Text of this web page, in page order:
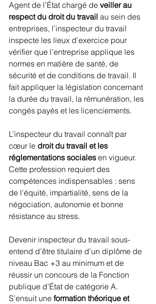
Agent de l’État chargé de veiller au
respect du droit du travail au sein des
entreprises, l’inspecteur du travail
inspecte les lieux d’exercice pour
vérifier que l’entreprise applique les
normes en matière de santé, de
sécurité et de conditions de travail. Il
fait appliquer la législation concernant
la durée du travail, la rémunération, les
congés payés et les licenciements.
L’inspecteur du travail connaît par
cœur le droit du travail et les
réglementations sociales en vigueur.
Cette profession requiert des
compétences indispensables : sens
de l'équité, impartialité, sens de la
négociation, autonomie et bonne
résistance au stress.
Devenir inspecteur du travail sous-
entend d’être titulaire d’un diplôme de
niveau Bac +3 au minimum et de
réussir un concours de la Fonction
publique d’État de catégorie A.
S’ensuit une formation théorique et